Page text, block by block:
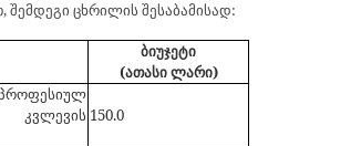
ცხრილის შესაბამისად:
ბიუჯეტი
(ათასი ლარი)
კვლევის 150.0